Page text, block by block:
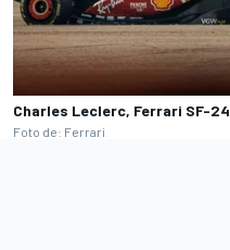
Charles Leclerc, Ferrari SF-24
Foto de: Ferrari